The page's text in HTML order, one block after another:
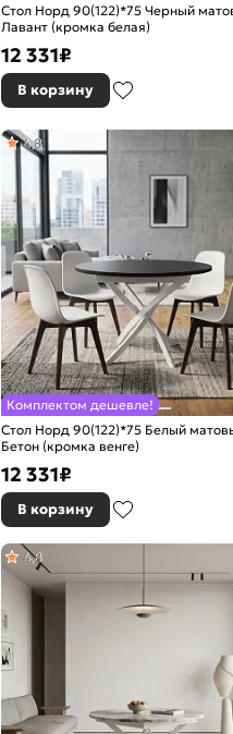
Стол Норд 90(122)*75 Черный
Лавант (кромка белая)
12 331₽
В корзину
Комплектом дешевле!
Стол Норд 90(122)*75 Белый
Бетон (кромка венге)
4,8
12 331₽
В корзину
4,8